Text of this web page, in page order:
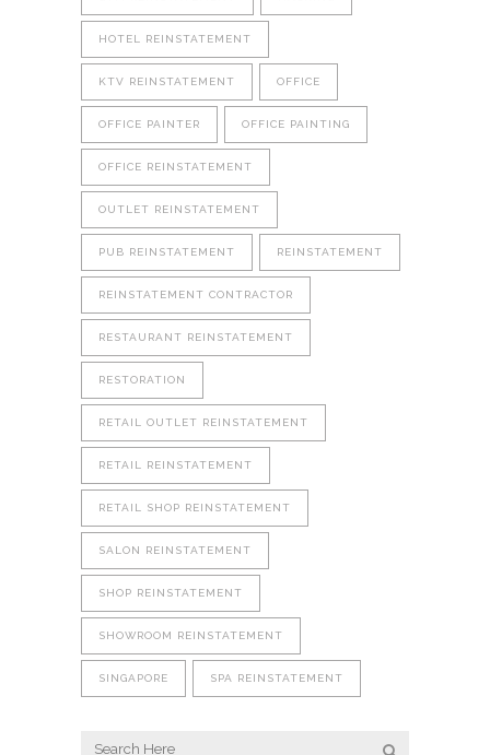
HOTEL REINSTATEMENT
KTV REINSTATEMENT OFFICE
OFFICE PAINTER OFFICE PAINTING
OFFICE REINSTATEMENT
OUTLET REINSTATEMENT
PUB REINSTATEMENT REINSTATEMENT
REINSTATEMENT CONTRACTOR
RESTAURANT REINSTATEMENT
RESTORATION
RETAIL OUTLET REINSTATEMENT
RETAIL REINSTATEMENT
RETAIL SHOP REINSTATEMENT
SALON REINSTATEMENT
SHOP REINSTATEMENT
SHOWROOM REINSTATEMENT
SINGAPORE SPA REINSTATEMENT